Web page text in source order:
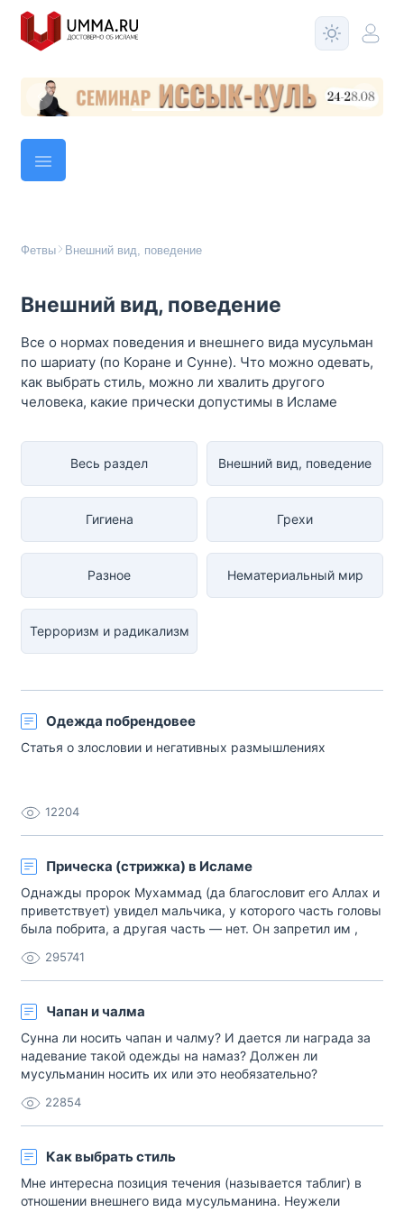
Фетвы Внешний вид, поведение
Внешний вид, поведение
Все о нормах поведения и внешнего вида мусульман
по шариату (по Коране и Сунне). Что можно одевать,
как выбрать стиль, можно ли хвалить другого
человека, какие прически допустимы в Исламе
Весь раздел Внешний вид, поведение
Гигиена Грехи
Разное Нематериальный мир
Терроризм и радикализм
Одежда побрендовее
Статья о злословии и негативных размышлениях
12204
Прическа (стрижка) в Исламе
Однажды пророк Мухаммад (да благословит его Аллах и
приветствует) увидел мальчика, у которого часть головы
была побрита, а другая часть — нет. Он запретил им ,
вовсе». В другом достоверном хадисе сказано, что
«пророк Мухаммад запретил аль-каза‘» . Когда у
передавшего данный хадис спросили[…]
295741
Чапан и чалма
Сунна ли носить чапан и чалму? И дается ли награда за
надевание такой одежды на намаз? Должен ли
мусульманин носить их или это необязательно?
женщинам-мусульманкам необходимо соблюдать те
законы и правила, которые установлены Творцом всего
сущего и являются залогом нашего всестороннего
благополуч[…]
22854
Как выбрать стиль
Мне интересна позиция течения (называется таблиг) в
отношении внешнего вида мусульманина. Неужели